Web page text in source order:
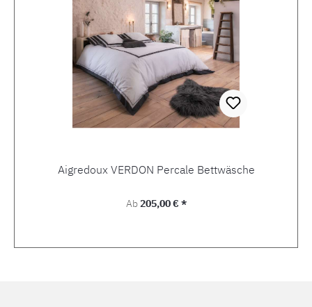
Aigredoux VERDON Percale Bettwäsche
Regulärer Preis:
Ab205,00 € *